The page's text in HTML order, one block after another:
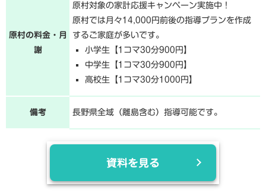
原村の料金・月
謝
原村対象の家計応援キャンペーン実施中！
原村では月々14,000円前後の指導プランを作成
するご家庭が多いです。
小学生【1コマ30分900円】
中学生【1コマ30分900円】
高校生【1コマ30分1000円】
備考 長野県全域（離島含む）指導可能です。
資料を見る